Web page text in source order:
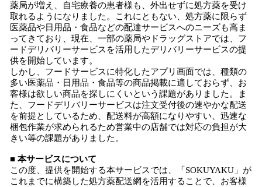
薬局が増え、自宅療養の患者様も、外出せずに処方薬を受け
取れるようになりました。これにともない、処方薬に限らず
医薬品や日用品・食品などの配達サービスへのニーズも高ま
ってきており、現在、一部の薬局やドラッグストアでは、フ
ードデリバリーサービスを活用したデリバリーサービスの提
供を開始しています。
しかし、フードサービスに特化したアプリ画面では、種類の
多い医薬品・日用品・食品等の商品掲載に適しておらず、お
客様は欲しい商品を探しにくいという課題がありました。ま
た、フードデリバリーサービスは注文受付後の速やかな配送
を前提としているため、配送料が高額になりやすい、迅速な
梱包作業が求められるため営業中の店舗では対応の負担が大
きい等の課題がありました。
■ 本サービスについて
この度、提供を開始する本サービスでは、「SOKUYAKU」が
これまでに構築した処方薬配送網を活用することで、お客様